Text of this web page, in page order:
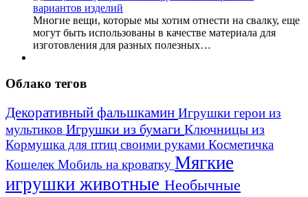
Многие вещи, которые мы хотим отнести на свалку, еще
могут быть использованы в качестве материала для
изготовления для разных полезных…
Облако тегов
Декоративный фальшкамин Игрушки герои из
мультиков Игрушки из бумаги Ключницы из
Кормушка для птиц своими руками Косметичка
Кошелек Мобиль на кроватку Мягкие
игрушки животные Необычные